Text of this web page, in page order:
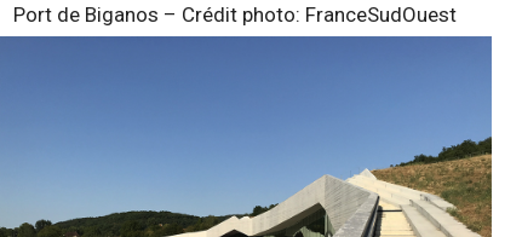
Port de Biganos – Crédit photo: FranceSudOuest